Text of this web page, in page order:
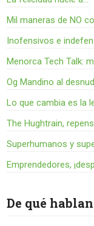
Mil maneras de NO
Inofensivos e
Menorca Tech Talk:
Og Mandino al
Lo que cambia es la
The Hughtrain,
Superhumanos y
Emprendedores,
De qué hablan